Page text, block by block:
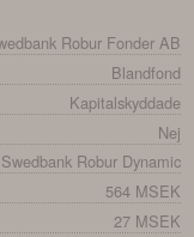
Robur Fonder AB
Blandfond
Kapitalskyddade
Nej
Swedbank Robur Dynamic
564 MSEK
27 MSEK